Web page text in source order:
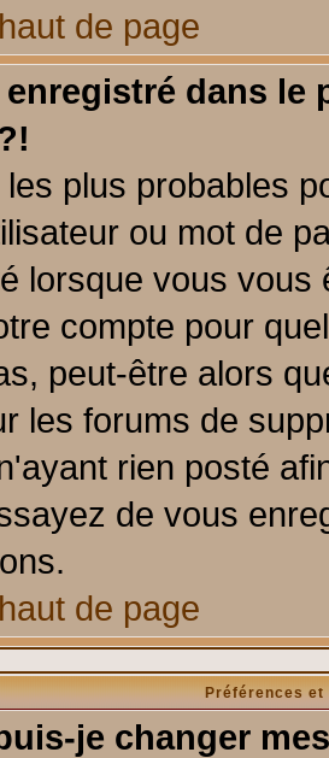
de page
dans le
plus probables
ou mot de
lorsque vous
compte pour
peut-être alors
les forums de
rien posté
de vous
de page
Préférences
je changer